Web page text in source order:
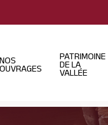
NOS
OUVRAGES
PATRIMOINE
DE LA
VALLÉE